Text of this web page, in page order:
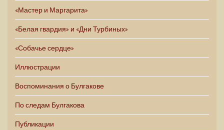
«Мастер и Маргарита»
«Белая гвардия» и «Дни Турбиных»
«Собачье сердце»
Иллюстрации
Воспоминания о Булгакове
По следам Булгакова
Публикации